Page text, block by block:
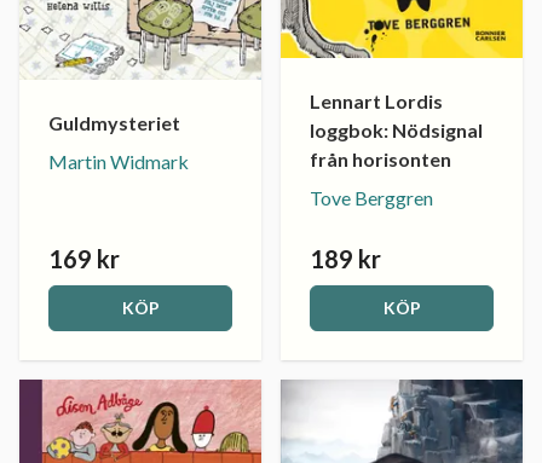
Guldmysteriet
Martin Widmark
169 kr
KÖP
Lennart Lordis
loggbok: Nödsignal
från horisonten
Tove Berggren
189 kr
KÖP